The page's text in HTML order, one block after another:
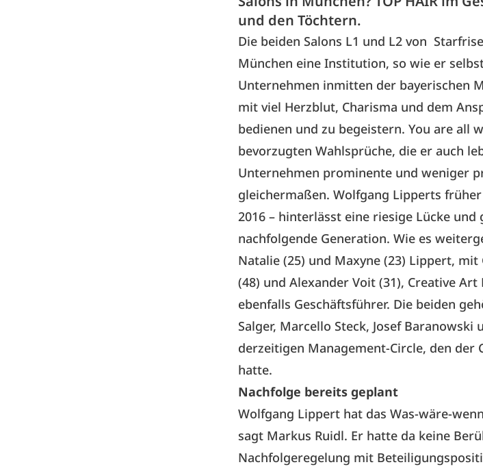
und den Töchtern.
Die beiden Salons L1 und L2 von
München eine Institution, so wie er
Unternehmen inmitten der bayerischen
mit viel Herzblut, Charisma und dem
bedienen und zu begeistern. You are all
bevorzugten Wahlsprüche, die er auch
Unternehmen prominente und weniger
gleichermaßen. Wolfgang Lipperts
2016 – hinterlässt eine riesige Lücke
nachfolgende Generation. Wie es
Natalie (25) und Maxyne (23) Lippert,
(48) und Alexander Voit (31), Creative
ebenfalls Geschäftsführer. Die beiden
Salger, Marcello Steck, Josef Baranowski
derzeitigen Management-Circle, den der
hatte.
Nachfolge bereits geplant
Wolfgang Lippert hat das Was-wäre-
sagt Markus Ruidl. Er hatte da keine
Nachfolgeregelung mit